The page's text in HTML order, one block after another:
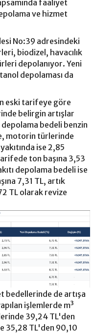
faaliyet
ve hizmet
No:39 adresindeki
biodizel, havacılık
depolanıyor. Yeni
depolaması da
eski tarifeye göre
belirgin artışlar
bedeli benzin
motorin türlerinde
ise 2,85
ton başına 3,53
depolama bedeli ise
7,31 TL, artık
TL olarak revize
bedellerinde de artışa
işlemlerde m³
39,24 TL'den
35,28 TL'den 90,10